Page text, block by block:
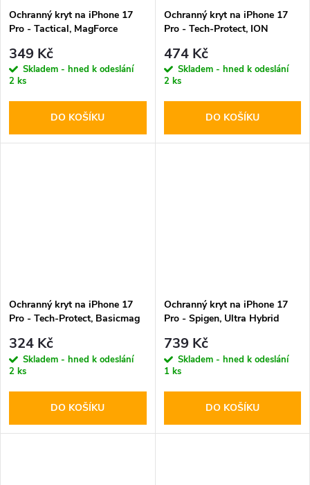
Ochranný kryt na iPhone 17
Pro - Tactical, MagForce
349 Kč
Skladem - hned k odeslání
2 ks
DO KOŠÍKU
Ochranný kryt na iPhone 17
Pro - Tech-Protect, ION
474 Kč
Skladem - hned k odeslání
2 ks
DO KOŠÍKU
Ochranný kryt na iPhone 17
Pro - Tech-Protect, Basicmag
324 Kč
Skladem - hned k odeslání
2 ks
DO KOŠÍKU
Ochranný kryt na iPhone 17
Pro - Spigen, Ultra Hybrid
739 Kč
Skladem - hned k odeslání
1 ks
DO KOŠÍKU